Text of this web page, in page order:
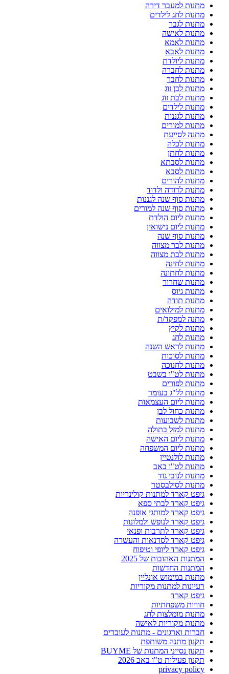
מתנות למעבר דירה
מתנות לחג לילדים
מתנות לגבר
מתנות לאישה
מתנות לאמא
מתנות לאבא
מתנות ליולדת
מתנות לחברה
מתנות לחבר
מתנות לבן זוג
מתנות לבת זוג
מתנות לילדים
מתנות לגננות
מתנות למורים
מתנה לסייעת
מתנות לכלה
מתנות לחתן
מתנות לסבתא
מתנות לסבא
מתנות להורים
מתנות לדודה ולדוד
מתנות סוף שנה לגננות
מתנות סוף שנה למורים
מתנות ליום הולדת
מתנות ליום נישואין
מתנות סוף שנה
מתנות לבר מצווה
מתנות לבת מצווה
מתנות לחינה
מתנות לחתונה
מתנות שחרור
מתנות גיוס
מתנות תודה
מתנות למילואים
מתנה למפקד/ת
מתנות לקיץ
מתנות לחג
מתנות לראש השנה
מתנות לסוכות
מתנות לחנוכה
מתנות לט"ו בשבט
מתנות לפורים
מתנות לל"ג בעומר
מתנות ליום העצמאות
מתנות כחול לבן
מתנות לשבועות
מתנות למזל בתולה
מתנות ליום האישה
מתנות ליום המשפחה
מתנות לולנטיין
מתנות לט"ו באב
מתנות לנובי גוד
מתנות לסילבסטר
גיפט קארד למתנות קולינריות
גיפט קארד לבתי ספא
גיפט קארד למותגי אופנה
גיפט קארד לנופש ולמלונות
גיפט קארד לתרבות ופנאי
גיפט קארד לסדנאות והעשרה
גיפט קארד ליופי וטיפוח
המתנות האהובות של 2025
המתנות החדשות
מתנות במימוש אונליין
רעיונות למתנות מקוריות
גיפט קארד
חוויות משפחתיות
מתנות מומלצות לחג
מתנות מקוריות לאישה
חברות וארגונים - מתנות לעובדים
תקנון מתנה משותפת
תקנון נסייני המתנות של BUYME
תקנון פעילות ט"ו באב 2026
privacy policy